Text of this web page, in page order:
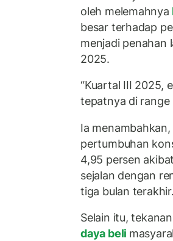
oleh melemahnya
besar terhadap
menjadi penahan
2025.
“Kuartal III 2025,
tepatnya di range
Ia
pertumbuhan
4,95 persen
sejalan dengan
tiga bulan terakhir.
Selain itu,
daya beli